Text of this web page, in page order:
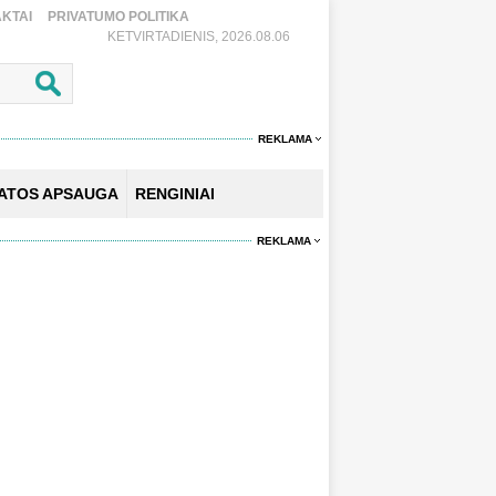
PRIVATUMO POLITIKA
KETVIRTADIENIS, 2026.08.06
REKLAMA
APSAUGA RENGINIAI
REKLAMA